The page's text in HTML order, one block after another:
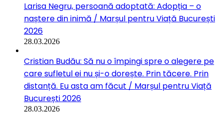
Larisa Negru, persoană adoptată: Adopția – o
naștere din inimă / Marșul pentru Viață București
2026
28.03.2026
Cristian Budău: Să nu o împingi spre o alegere pe
care sufletul ei nu și-o dorește. Prin tăcere. Prin
distanță. Eu asta am făcut / Marșul pentru Viață
București 2026
28.03.2026